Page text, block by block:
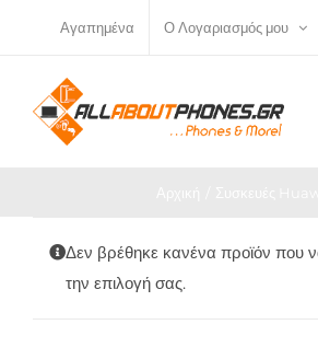
περιεχόμενο
Αγαπημένα Ο Λογαριασμός μου
Δεν βρέθηκε κανένα προϊόν που
την επιλογή σας.